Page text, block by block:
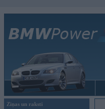
Ziņas un raksti